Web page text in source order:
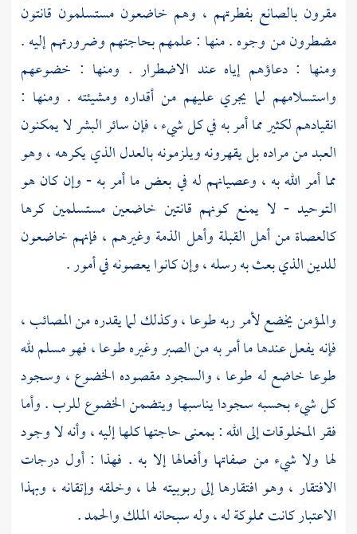
مقرون بالصانع بفطرتهم ، وهم خاضعون مستسلمون قانتون
مضطرون من وجوه . منها : علمهم بحاجتهم وضرورتهم إليه .
ومنها : دعاؤهم إياه عند الاضطرار . ومنها : خضوعهم
واستسلامهم لما يجري عليهم من أقداره ومشيئته . ومنها :
انقيادهم لكثير مما أمر به في كل شيء ، فإن سائر البشر لا يمكنون
العبد من مراده بل يقهرونه ويلزمونه بالعدل الذي يكرهه ، وهو
مما أمر الله به ، وعصيانهم له في بعض ما أمر به - وإن كان هو
التوحيد - لا يمنع كونهم قانتين خاضعين مستسلمين كرها
كالعصاة من أهل القبلة وأهل الذمة وغيرهم ، فإنهم خاضعون
للدين الذي بعث به رسله ، وإن كانوا يعصونه في أمور .
والمؤمن يخضع لأمر ربه طوعا ، وكذلك لما يقدره من المصائب ،
فإنه يفعل عندها ما أمر به من الصبر وغيره طوعا ، فهو مسلم لله
طوعا خاضع له طوعا ، والسجود مقصوده الخضوع ، وسجود
كل شيء بحسبه سجودا يناسبها ويتضمن الخضوع للرب . وأما
فقر المخلوقات إلى الله : بمعنى حاجتها كلها إليه ، وأنه لا وجود
لها ولا شيء من صفاتها وأفعالها إلا به . فهذا : أول درجات
الافتقار ، وهو افتقارها إلى ربوبيته لها ، وخلقه وإتقانه ، وبهذا
الاعتبار كانت مملوكة له ، وله سبحانه الملك والحمد .